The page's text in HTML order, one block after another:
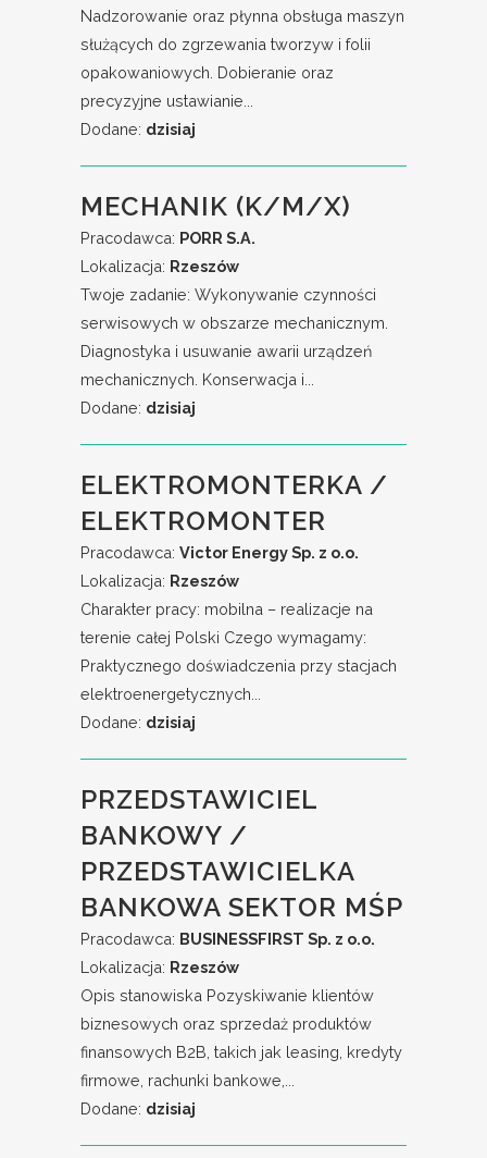
Nadzorowanie oraz płynna obsługa maszyn
służących do zgrzewania tworzyw i folii
opakowaniowych. Dobieranie oraz
precyzyjne ustawianie...
Dodane: dzisiaj
MECHANIK (K/M/X)
Pracodawca: PORR S.A.
Lokalizacja: Rzeszów
Twoje zadanie: Wykonywanie czynności
serwisowych w obszarze mechanicznym.
Diagnostyka i usuwanie awarii urządzeń
mechanicznych. Konserwacja i...
Dodane: dzisiaj
ELEKTROMONTERKA /
ELEKTROMONTER
Pracodawca: Victor Energy Sp. z o.o.
Lokalizacja: Rzeszów
Charakter pracy: mobilna – realizacje na
terenie całej Polski Czego wymagamy:
Praktycznego doświadczenia przy stacjach
elektroenergetycznych...
Dodane: dzisiaj
PRZEDSTAWICIEL
BANKOWY /
PRZEDSTAWICIELKA
BANKOWA SEKTOR MŚP
Pracodawca: BUSINESSFIRST Sp. z o.o.
Lokalizacja: Rzeszów
Opis stanowiska Pozyskiwanie klientów
biznesowych oraz sprzedaż produktów
finansowych B2B, takich jak leasing, kredyty
firmowe, rachunki bankowe,...
Dodane: dzisiaj